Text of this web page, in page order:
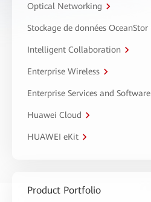
Optical Networking
Stockage de données OceanStor
Intelligent Collaboration
Enterprise Wireless
Enterprise Services and Software
Huawei Cloud
HUAWEI eKit
Product Portfolio